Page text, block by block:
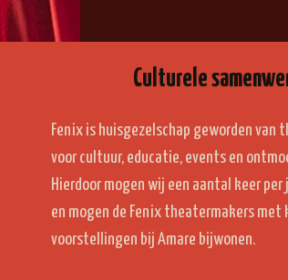
Culturele
Fenix is huisgezelschap geworden van
voor cultuur, educatie, events en
Hierdoor mogen wij een aantal keer per
en mogen de Fenix theatermakers
voorstellingen bij Amare bijwonen.